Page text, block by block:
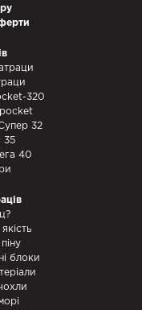
320
pocket
32
35
40
блоки